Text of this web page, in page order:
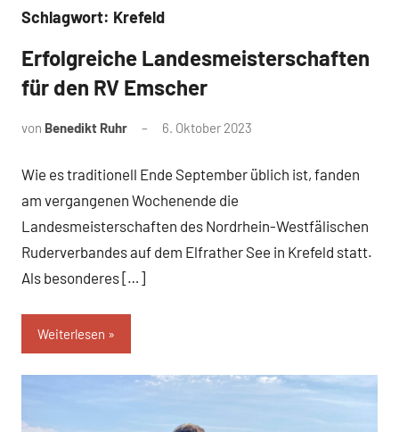
Schlagwort: Krefeld
News
Erfolgreiche Landesmeisterschaften
für den RV Emscher
von Benedikt Ruhr 6. Oktober 2023
Wie es traditionell Ende September üblich ist, fanden
am vergangenen Wochenende die
Landesmeisterschaften des Nordrhein-Westfälischen
Ruderverbandes auf dem Elfrather See in Krefeld statt.
Als besonderes […]
Weiterlesen